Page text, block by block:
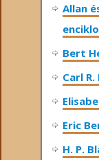
Allan
Bert
Carl
Eric
H. P.